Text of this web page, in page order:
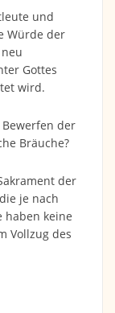
und
Würde der
Gottes
wird.
der
Bräuche?
der
je nach
haben keine
Vollzug des